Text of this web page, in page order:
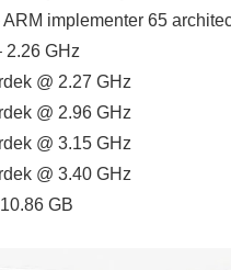
ARM implementer 65
2.26 GHz
@ 2.27 GHz
@ 2.96 GHz
@ 3.15 GHz
@ 3.40 GHz
GB